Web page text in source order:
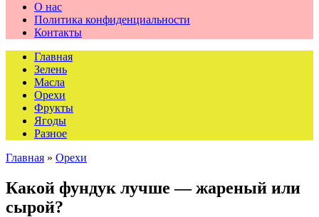
О нас
Политика конфиденциальности
Контакты
Главная
Зелень
Масла
Орехи
Фрукты
Ягоды
Разное
Главная » Орехи
Какой фундук лучше — жареный или
сырой?